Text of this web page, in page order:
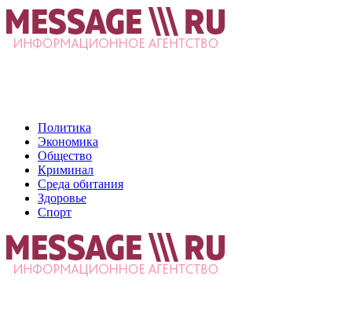
Политика
Экономика
Общество
Криминал
Среда обитания
Здоровье
Спорт